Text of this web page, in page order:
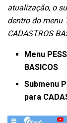
atualização, o
dentro do menu
CADASTROS
Menu
BASICOS
Submenu
para